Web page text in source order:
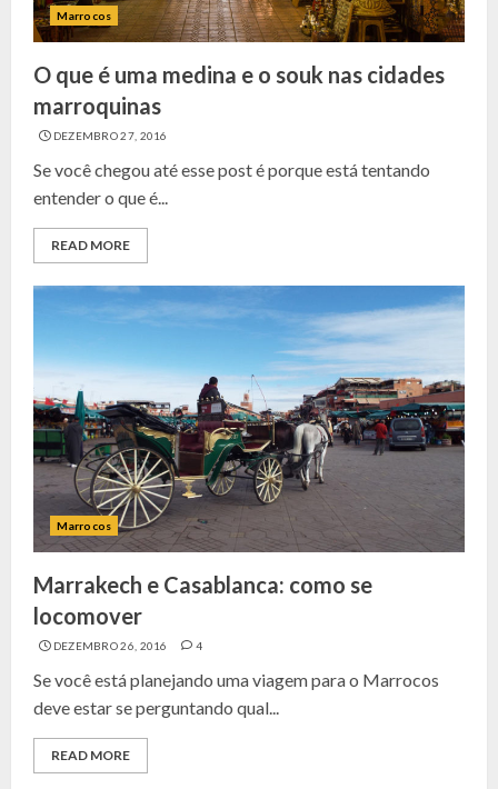
Marrocos
O que é uma medina e o souk nas cidades
marroquinas
DEZEMBRO 27, 2016
Se você chegou até esse post é porque está tentando
entender o que é...
READ MORE
Marrocos
Marrakech e Casablanca: como se
locomover
DEZEMBRO 26, 2016 4
Se você está planejando uma viagem para o Marrocos
deve estar se perguntando qual...
READ MORE